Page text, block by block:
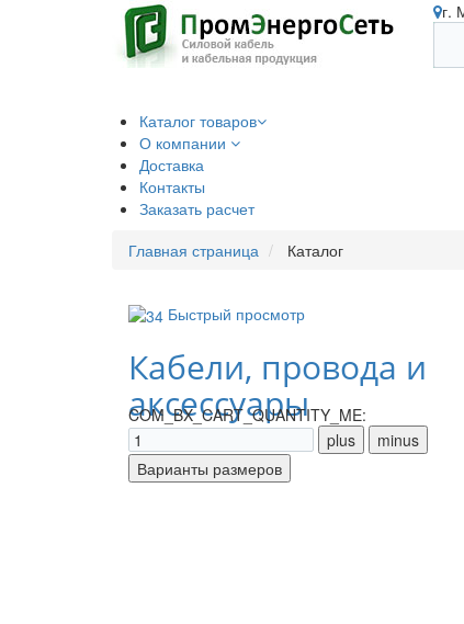
г.
Каталог товаров
О компании
Доставка
Контакты
Заказать расчет
Главная страница
Каталог
Быстрый просмотр
Кабели, провода и
аксессуары
COM_BX_CART_QUANTITY_ME: